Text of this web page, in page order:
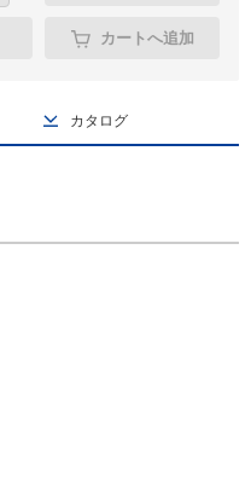
カートへ追加
カタログ